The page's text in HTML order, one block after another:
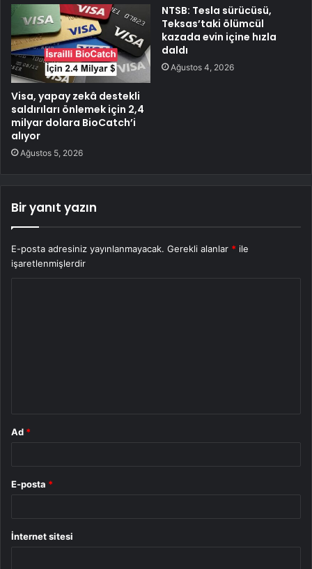
Visa, yapay zekâ destekli
saldırıları önlemek için 2,4
milyar dolara BioCatch’i
alıyor
Ağustos 5, 2026
NTSB: Tesla sürücüsü,
Teksas’taki ölümcül
kazada evin içine hızla
daldı
Ağustos 4, 2026
Bir yanıt yazın
E-posta adresiniz yayınlanmayacak. Gerekli alanlar * ile
işaretlenmişlerdir
Ad *
E-posta *
İnternet sitesi